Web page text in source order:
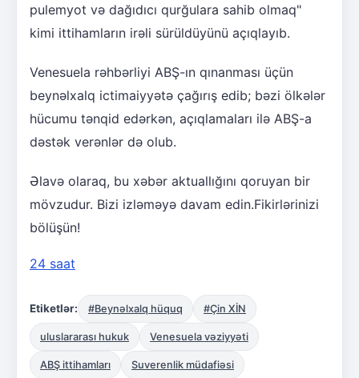
pulemyot və dağıdıcı qurğulara sahib olmaq"
kimi ittihamların irəli sürüldüyünü açıqlayıb.
Venesuela rəhbərliyi ABŞ-ın qınanması üçün
beynəlxalq ictimaiyyətə çağırış edib; bəzi ölkələr
hücumu tənqid edərkən, açıqlamaları ilə ABŞ-a
dəstək verənlər də olub.
Əlavə olaraq, bu xəbər aktuallığını qoruyan bir
mövzudur. Bizi izləməyə davam edin.Fikirlərinizi
bölüşün!
24 saat
Etiketlər: #Beynəlxalq hüquq #Çin XİN
uluslararası hukuk Venesuela vəziyyəti
ABŞ ittihamları Suverenlik müdafiəsi